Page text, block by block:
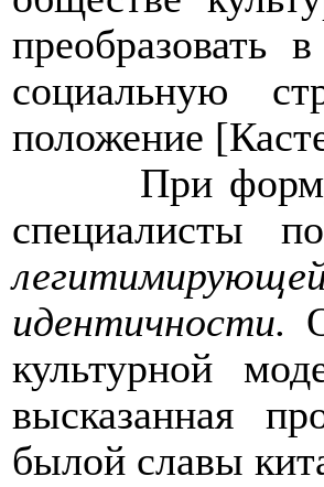
социальную
положение
При
специалисты
идентичности.
культурной
высказанная
былой славы